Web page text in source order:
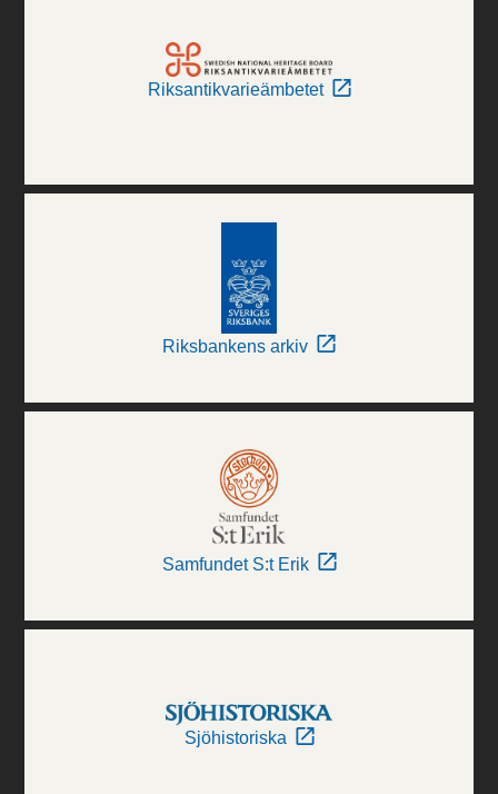
Riksantikvarieämbetet
Riksbankens arkiv
Samfundet S:t Erik
Sjöhistoriska